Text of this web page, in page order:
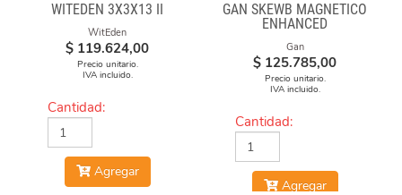
WITEDEN 3X3X13 II
WitEden
$ 119.624,00
Precio unitario.
IVA incluido.
Cantidad:
Agregar
GAN SKEWB MAGNETICO
ENHANCED
Gan
$ 125.785,00
Precio unitario.
IVA incluido.
Cantidad:
Agregar